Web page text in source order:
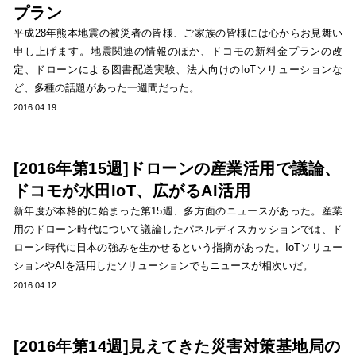
プラン
平成28年熊本地震の被災者の皆様、ご家族の皆様には心からお見舞い
申し上げます。地震関連の情報のほか、ドコモの新料金プランの改
定、ドローンによる図書配送実験、法人向けのIoTソリューションな
ど、多種の話題があった一週間だった。
2016.04.19
[2016年第15週]ドローンの産業活用で議論、
ドコモが水田IoT、広がるAI活用
新年度が本格的に始まった第15週、多方面のニュースがあった。産業
用のドローン時代について議論したパネルディスカッションでは、ド
ローン時代に日本の強みを生かせるという指摘があった。IoTソリュー
ションやAIを活用したソリューションでもニュースが相次いだ。
2016.04.12
[2016年第14週]見えてきた災害対策基地局の